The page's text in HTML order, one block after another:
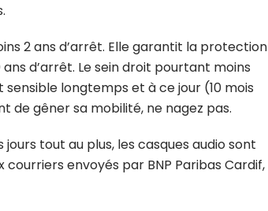
2 ans d’arrêt. Elle garantit la protection
d’arrêt. Le sein droit pourtant moins
longtemps et à ce jour (10 mois
de gêner sa mobilité, ne nagez pas.
tout au plus, les casques audio sont
envoyés par BNP Paribas Cardif,